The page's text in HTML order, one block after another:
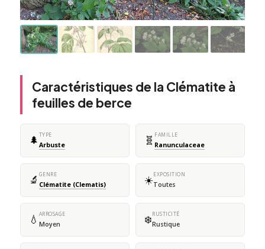
Caractéristiques de la Clématite à
feuilles de berce
🌲 TYPE
Arbuste 🧬 FAMILLE
Ranunculaceae
🔬 GENRE
Clématite (Clematis) ☀️EXPOSITION
Toutes
💧 ARROSAGE
Moyen ❄️RUSTICITÉ
Rustique